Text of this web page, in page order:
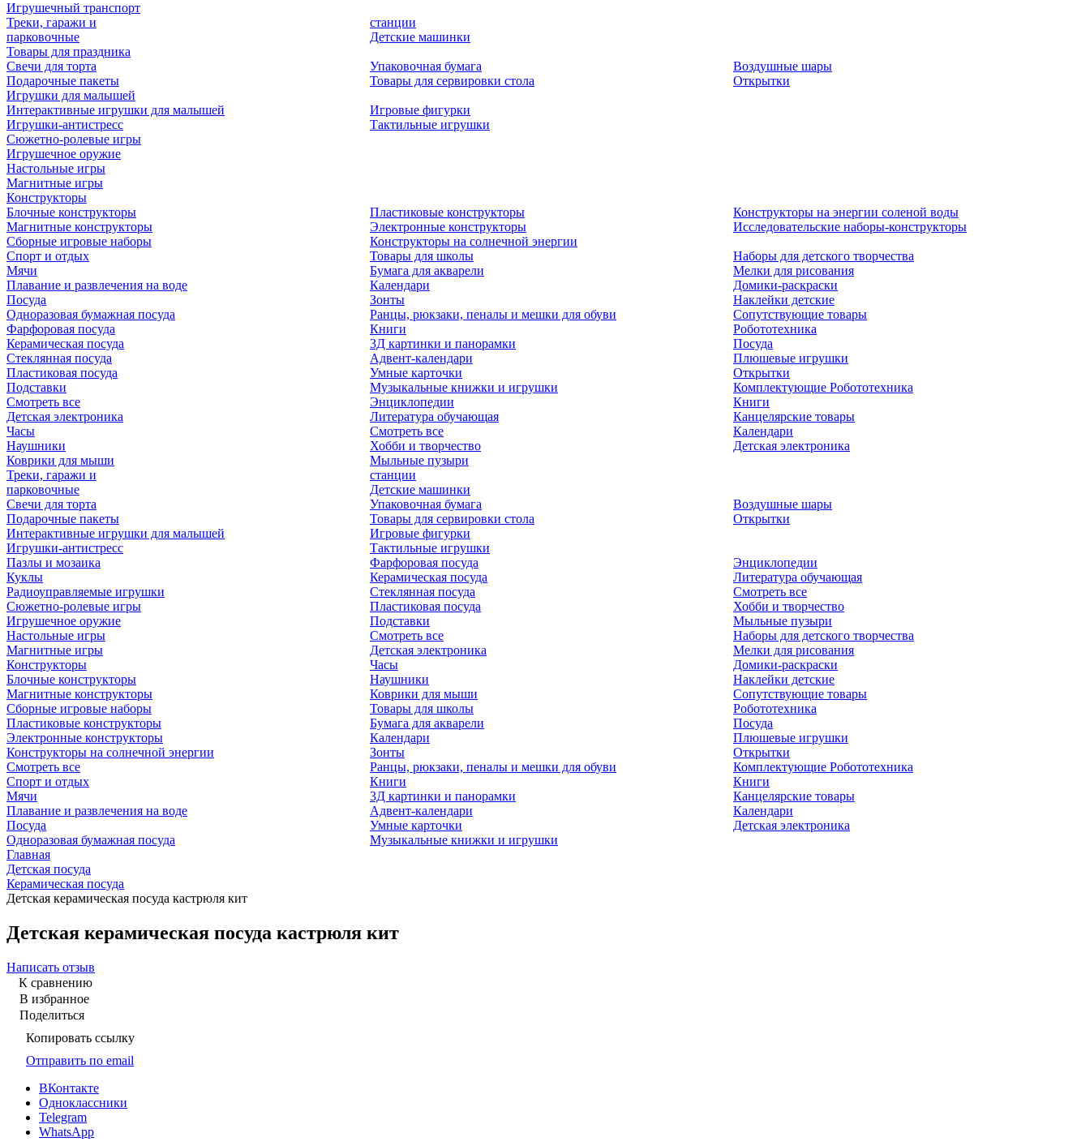
Игрушечный транспорт
Треки, гаражи и
парковочные
станции
Детские машинки
Товары для праздника
Свечи для торта
Подарочные пакеты
Упаковочная бумага
Товары для сервировки стола
Воздушные шары
Открытки
Игрушки для малышей
Интерактивные игрушки для малышей
Игрушки-антистресс
Игровые фигурки
Тактильные игрушки
Сюжетно-ролевые игры
Игрушечное оружие
Настольные игры
Магнитные игры
Конструкторы
Блочные конструкторы
Магнитные конструкторы
Сборные игровые наборы
Пластиковые конструкторы
Электронные конструкторы
Конструкторы на солнечной энергии
Конструкторы на энергии соленой воды
Исследовательские наборы-конструкторы
Спорт и отдых
Мячи
Плавание и развлечения на воде
Посуда
Одноразовая бумажная посуда
Фарфоровая посуда
Керамическая посуда
Стеклянная посуда
Пластиковая посуда
Подставки
Смотреть все
Детская электроника
Часы
Наушники
Коврики для мыши
Товары для школы
Бумага для акварели
Календари
Зонты
Ранцы, рюкзаки, пеналы и мешки для обуви
Книги
3Д картинки и панорамки
Адвент-календари
Умные карточки
Музыкальные книжки и игрушки
Энциклопедии
Литература обучающая
Смотреть все
Хобби и творчество
Мыльные пузыри
Наборы для детского творчества
Мелки для рисования
Домики-раскраски
Наклейки детские
Сопутствующие товары
Робототехника
Посуда
Плюшевые игрушки
Открытки
Комплектующие Робототехника
Книги
Канцелярские товары
Календари
Детская электроника
Треки, гаражи и
парковочные
станции
Детские машинки
Свечи для торта
Подарочные пакеты
Упаковочная бумага
Товары для сервировки стола
Воздушные шары
Открытки
Интерактивные игрушки для малышей
Игрушки-антистресс
Игровые фигурки
Тактильные игрушки
Пазлы и мозаика
Куклы
Радиоуправляемые игрушки
Сюжетно-ролевые игры
Игрушечное оружие
Настольные игры
Магнитные игры
Конструкторы
Блочные конструкторы
Магнитные конструкторы
Сборные игровые наборы
Пластиковые конструкторы
Электронные конструкторы
Конструкторы на солнечной энергии
Смотреть все
Спорт и отдых
Мячи
Плавание и развлечения на воде
Посуда
Одноразовая бумажная посуда
Фарфоровая посуда
Керамическая посуда
Стеклянная посуда
Пластиковая посуда
Подставки
Смотреть все
Детская электроника
Часы
Наушники
Коврики для мыши
Товары для школы
Бумага для акварели
Календари
Зонты
Ранцы, рюкзаки, пеналы и мешки для обуви
Книги
3Д картинки и панорамки
Адвент-календари
Умные карточки
Музыкальные книжки и игрушки
Энциклопедии
Литература обучающая
Смотреть все
Хобби и творчество
Мыльные пузыри
Наборы для детского творчества
Мелки для рисования
Домики-раскраски
Наклейки детские
Сопутствующие товары
Робототехника
Посуда
Плюшевые игрушки
Открытки
Комплектующие Робототехника
Книги
Канцелярские товары
Календари
Детская электроника
Главная
Детская посуда
Керамическая посуда
Детская керамическая посуда кастрюля кит
Детская керамическая посуда кастрюля кит
Написать отзыв
К сравнению
В избранное
Поделиться
Копировать ссылку
Отправить по email
ВКонтакте
Одноклассники
Telegram
WhatsApp